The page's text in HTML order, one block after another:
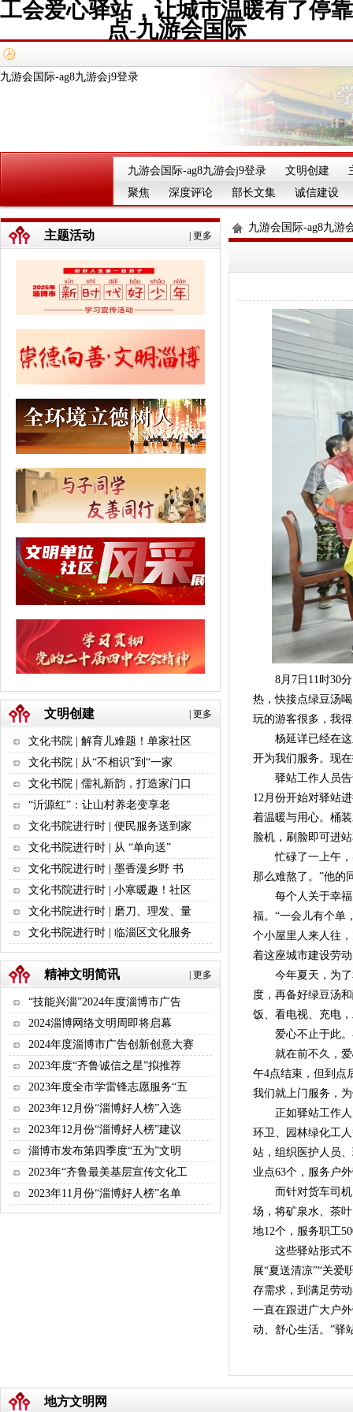
工会爱心驿站，让城市温暖有了停靠
点-九游会国际
九游会国际-ag8九游会j9登录
九游会国际-ag8九游会j9登录 文明创建
聚焦
深度评论 部长文集 诚信建设
更多
主题活动
更多
文明创建
文化书院 | 解育儿难题！单家社区
文化书院 | 从“不相识”到“一家
文化书院 | 儒礼新韵，打造家门口
“沂源红”：让山村养老变享老
文化书院进行时 | 便民服务送到家
文化书院进行时 | 从 “单向送”
文化书院进行时 | 墨香漫乡野 书
文化书院进行时 | 小寒暖趣！社区
文化书院进行时 | 磨刀、理发、量
文化书院进行时 | 临淄区文化服务
更多
精神文明简讯
“技能兴淄”2024年度淄博市广告
2024淄博网络文明周即将启幕
2024年度淄博市广告创新创意大赛
2023年度“齐鲁诚信之星”拟推荐
2023年度全市学雷锋志愿服务“五
2023年12月份“淄博好人榜”入选
2023年12月份“淄博好人榜”建议
淄博市发布第四季度“五为”文明
2023年“齐鲁最美基层宣传文化工
2023年11月份“淄博好人榜”名单
九游会国际-ag8九游
8月7日11时30分
热，快接点绿豆汤
玩的游客很多，我
杨延详已经在这
开为我们服务。现
驿站工作人员告
12月份开始对驿站
着温暖与用心。桶
脸机，刷脸即可进
忙碌了一上午，
那么难熬了。”他的
每个人关于幸福
福。“一会儿有个单
个小屋里人来人往
着这座城市建设劳
今年夏天，为了
度，再备好绿豆汤
饭、看电视、充电
爱心不止于此。
就在前不久，爱
午4点结束，但到点
我们就上门服务，
正如驿站工作人
环卫、园林绿化工
站，组织医护人员
业点63个，服务户
而针对货车司机
场，将矿泉水、茶
地12个，服务职工
这些驿站形式
展“夏送清凉”“关爱
存需求，到满足劳
一直在跟进广大户
动、舒心生活。”
地方文明网